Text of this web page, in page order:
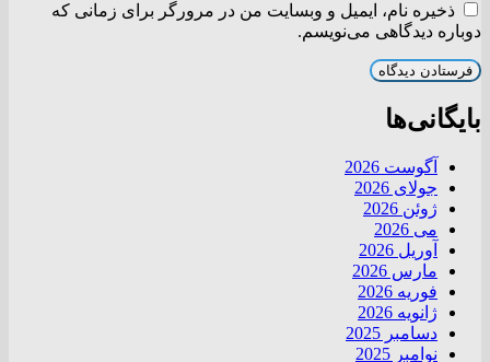
ذخیره نام، ایمیل و وبسایت من در مرورگر برای زمانی که
دوباره دیدگاهی می‌نویسم.
بایگانی‌ها
آگوست 2026
جولای 2026
ژوئن 2026
می 2026
آوریل 2026
مارس 2026
فوریه 2026
ژانویه 2026
دسامبر 2025
نوامبر 2025